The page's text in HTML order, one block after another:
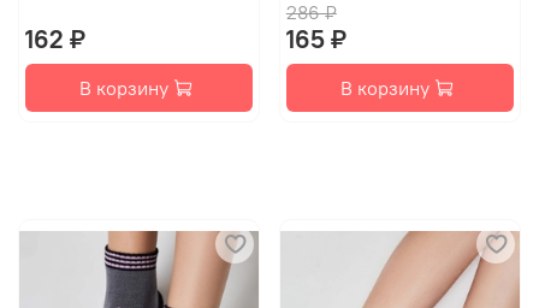
162 ₽
В корзину
286 ₽
165 ₽
В корзину